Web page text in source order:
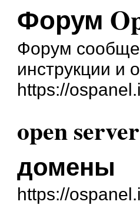
Форум
Форум
инструкции и
https://
open
домены
https://